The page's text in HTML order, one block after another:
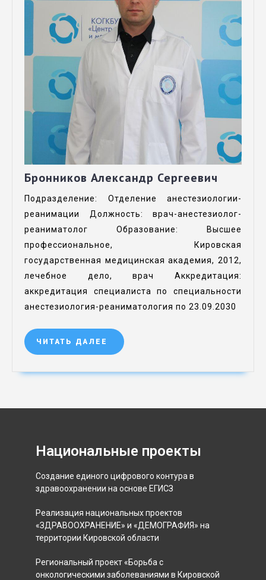
Бронников Александр Сергеевич
Подразделение: Отделение анестезиологии-
реанимации Должность: врач-анестезиолог-
реаниматолог Образование: Высшее
профессиональное, Кировская
государственная медицинская академия, 2012,
лечебное дело, врач Аккредитация:
аккредитация специалиста по специальности
анестезиология-реаниматология по 23.09.2030
ЧИТАТЬ ДАЛЕЕ
Национальные проекты
Создание единого цифрового контура в
здравоохранении на основе ЕГИСЗ
Реализация национальных проектов
«ЗДРАВООХРАНЕНИЕ» и «ДЕМОГРАФИЯ» на
территории Кировской области
Региональный проект «Борьба с
онкологическими заболеваниями в Кировской